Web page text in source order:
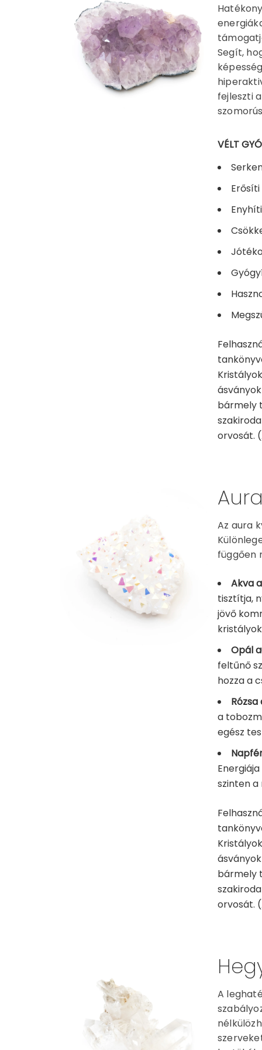
Segít,
fejleszti
VÉLT
bármely
orvosát.
Az aura
függően
Akva
tisztítja,
jövő
Opál
feltűnő
hozza a
a
egész
szinten
bármely
orvosát.
A